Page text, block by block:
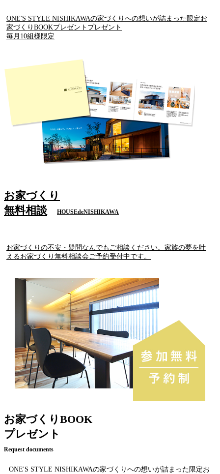
ONE'S STYLE NISHIKAWAの家づくりへの想いが詰まった限定お
家づくりBOOKプレゼントプレゼント
毎月10組様限定
お家づくり
無料相談
HOUSEdeNISHIKAWA
お家づくりの不安・疑問なんでもご相談ください。家族の夢を叶
えるお家づくり無料相談会ご予約受付中です。
お家づくりBOOK
プレゼント
Request documents
ONE'S STYLE NISHIKAWAの家づくりへの想いが詰まった限定お